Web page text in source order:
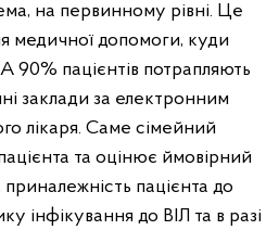
на первинному рівні. Це
медичної допомоги, куди
90% пацієнтів потрапляють
заклади за електронним
лікаря. Саме сімейний
та оцінює ймовірний
пацієнта до
інфікування до ВІЛ та в разі